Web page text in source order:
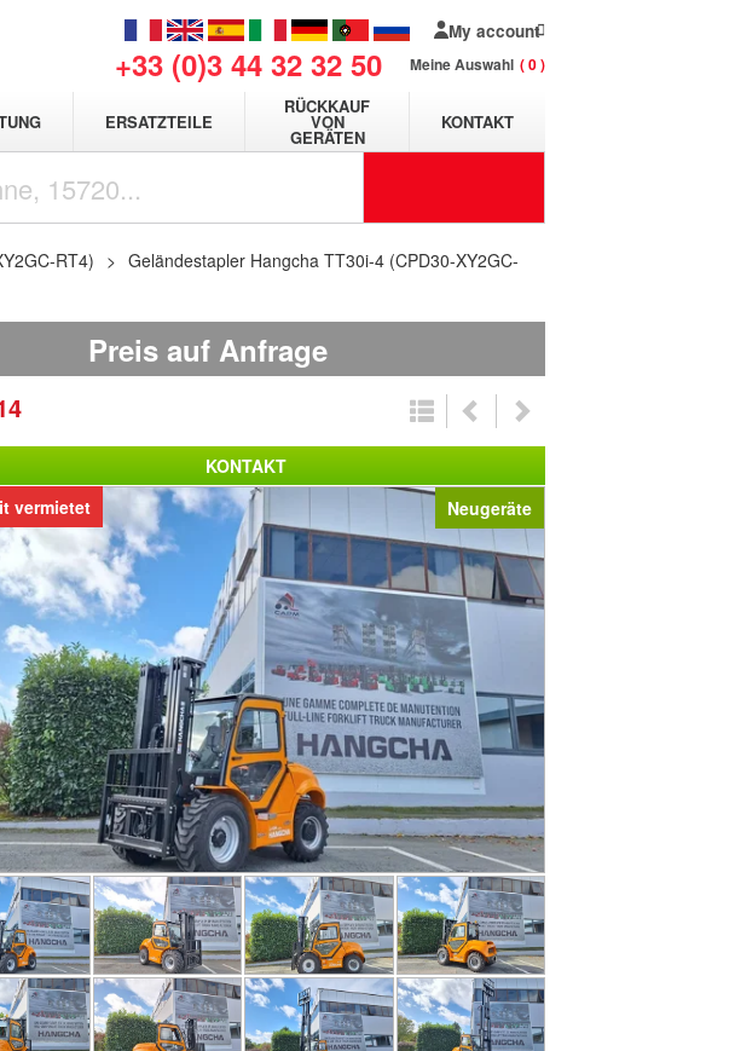
+33 (0)3 44 32 32 50
My account
Meine Auswahl 0
ERSATZTEILE
RÜCKKAUF
VON
GERÄTEN
KONTAKT
RT4)
Geländestapler Hangcha TT30i-4 (CPD30-XY2GC-
Preis auf Anfrage
Neugeräte
vermietet
KONTAKT